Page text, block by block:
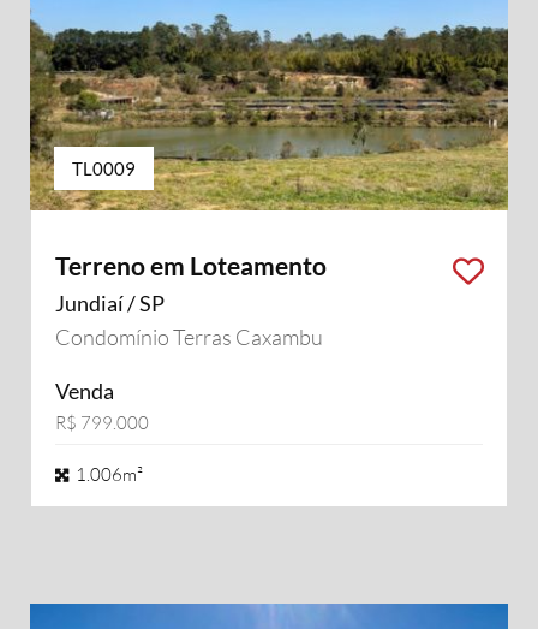
TL0009
Terreno em Loteamento
Jundiaí / SP
Condomínio Terras Caxambu
Venda
R$ 799.000
1.006m²